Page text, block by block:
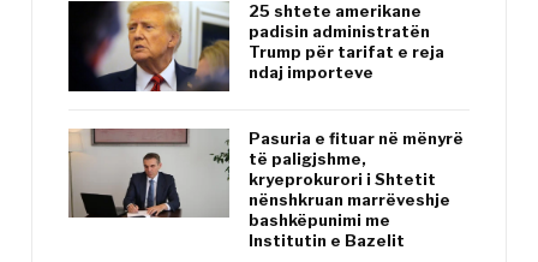
25 shtete amerikane
padisin administratën
Trump për tarifat e reja
ndaj importeve
Pasuria e fituar në mënyrë
të paligjshme,
kryeprokurori i Shtetit
nënshkruan marrëveshje
bashkëpunimi me
Institutin e Bazelit